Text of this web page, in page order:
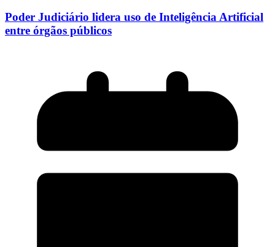
Poder Judiciário lidera uso de Inteligência Artificial
entre órgãos públicos